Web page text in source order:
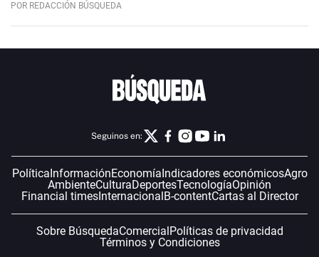
POR REDACCIÓN BÚSQUEDA
Seguinos en:
PolíticaInformaciónEconomíaIndicadores económicosAgro
AmbienteCulturaDeportesTecnologíaOpinión
Financial timesInternacionalB-contentCartas al Director
Sobre BúsquedaComercialPolíticas de privacidad
Términos y Condiciones